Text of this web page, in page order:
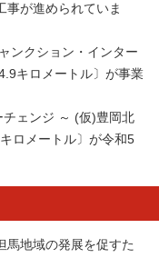
が進められていま
ンクション・インター
キロメートル〕が事業
ェンジ ～ (仮)豊岡北
ロメートル〕が令和5
地域の発展を促すた